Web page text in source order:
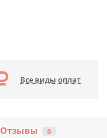
Все виды оплат
Отзывы 0